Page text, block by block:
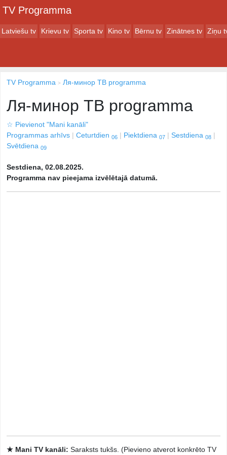
TV Programma
Latviešu tv Krievu tv Sporta tv Kino tv Bērnu tv Zinātnes tv Ziņu
TV Programma Ля-минор ТВ programma
Ля-минор ТВ programma
☆ Pievienot "Mani kanāli"
Programmas arhīvs
Ceturtdien 06 Piektdiena 07 Sestdiena 08
Svētdiena 09
Sestdiena, 02.08.2025.
Programma nav pieejama izvēlētajā datumā.
★ Mani TV kanāli: Saraksts tukšs. (Pievieno atverot konkrēto TV